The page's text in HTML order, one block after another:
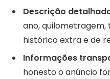
Descrição
ano,
histórico extra e de
Informações
honesto o anúncio